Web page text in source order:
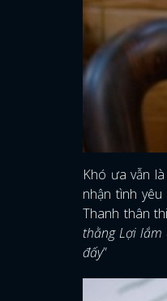
Khó ưa vẫn
nhận tình
Thanh thân
thằng Lợi lắm
đấy”